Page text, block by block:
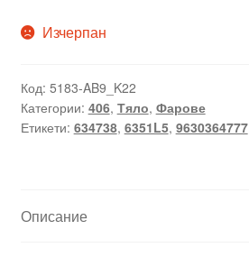
Изчерпан
Код: 5183-AB9_K22
Категории: 406, Тяло, Фарове
Етикети: 634738, 6351L5, 9630364777
Описание